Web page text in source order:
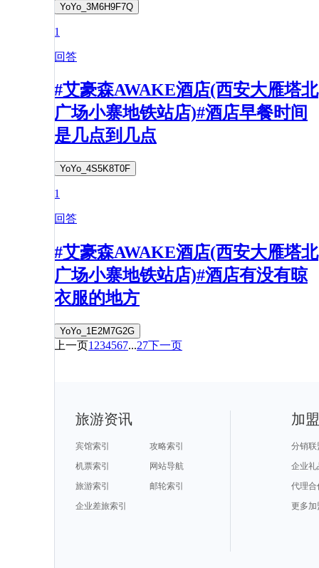
YoYo_3M6H9F7Q
1
回答
#艾豪森AWAKE酒店(西安大雁塔北
广场小寨地铁站店)#酒店早餐时间
是几点到几点
YoYo_4S5K8T0F
1
回答
#艾豪森AWAKE酒店(西安大雁塔北
广场小寨地铁站店)#酒店有没有晾
衣服的地方
YoYo_1E2M7G2G
上一页1 234567...27下一页
旅游资讯
宾馆索引
攻略索引
机票索引
网站导航
旅游索引
邮轮索引
企业差旅索引
加
分销联
企业礼
代理合
更多加